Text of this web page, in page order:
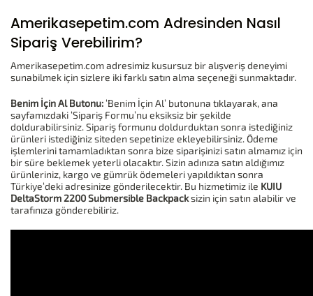
Amerikasepetim.com Adresinden Nasıl
Sipariş Verebilirim?
Amerikasepetim.com adresimiz kusursuz bir alışveriş deneyimi
sunabilmek için sizlere iki farklı satın alma seçeneği sunmaktadır.
Benim İçin Al Butonu: ‘Benim İçin Al’ butonuna tıklayarak, ana
sayfamızdaki ‘Sipariş Formu’nu eksiksiz bir şekilde
doldurabilirsiniz. Sipariş formunu doldurduktan sonra istediğiniz
ürünleri istediğiniz siteden sepetinize ekleyebilirsiniz. Ödeme
işlemlerini tamamladıktan sonra bize siparişinizi satın almamız için
bir süre beklemek yeterli olacaktır. Sizin adınıza satın aldığımız
ürünleriniz, kargo ve gümrük ödemeleri yapıldıktan sonra
Türkiye‘deki adresinize gönderilecektir. Bu hizmetimiz ile KUIU
DeltaStorm 2200 Submersible Backpacksizin için satın alabilir ve
tarafınıza gönderebiliriz.